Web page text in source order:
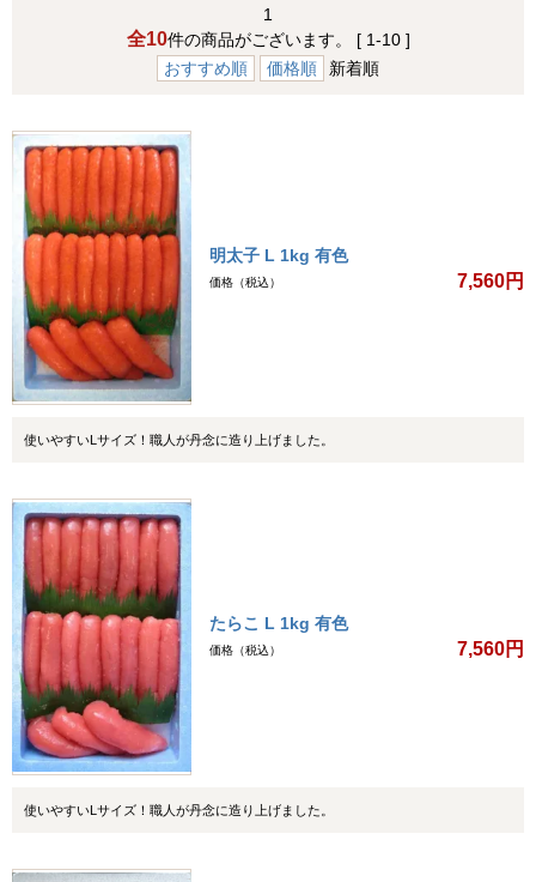
全10件の商品がございます。 [ 1-10 ]
1
おすすめ順 価格順 新着順
明太子 L 1kg 有色
価格（税込） 7,560円
使いやすいLサイズ！職人が丹念に造り上げました。
たらこ L 1kg 有色
価格（税込） 7,560円
使いやすいLサイズ！職人が丹念に造り上げました。